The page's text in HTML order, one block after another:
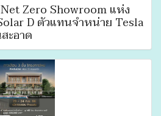
Zero Showroom แห่ง
D ตัวแทนจำหน่าย Tesla
ะอาด